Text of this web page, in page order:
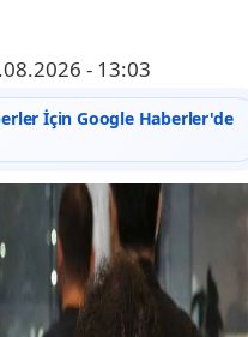
- 13:03
İçin Google Haberler'de